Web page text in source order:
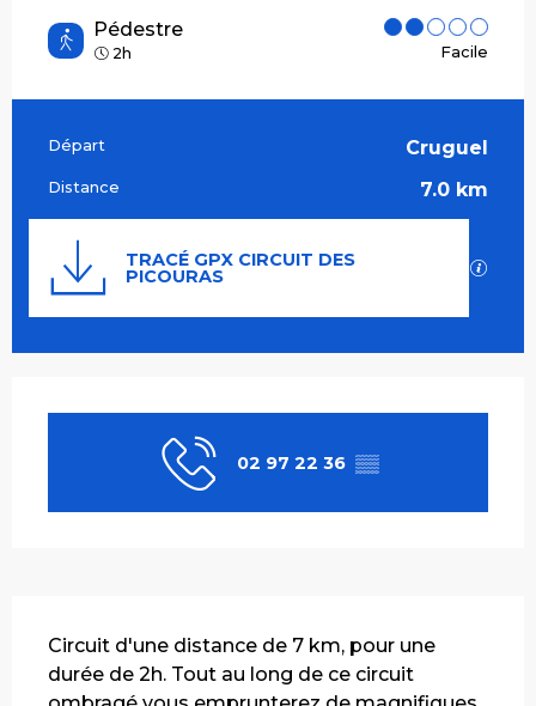
Pédestre
2h Facile
Informations pratiques
Départ Cruguel
Distance 7.0 km
Documentation
TRACÉ GPX CIRCUIT DES
PICOURAS
02 97 22 36 ▒▒
Circuit d'une distance de 7 km, pour une
durée de 2h. Tout au long de ce circuit